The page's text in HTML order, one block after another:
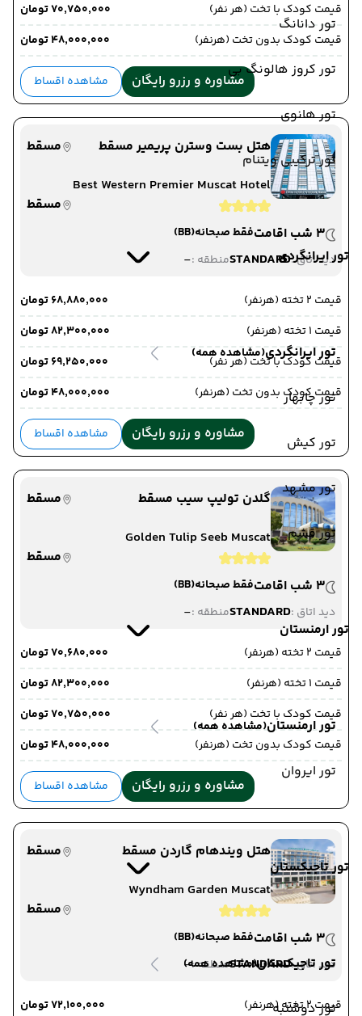
تور دانانگ
تور کروز هالونگ بی
تور هانوی
تور ترکیبی ویتنام
تور ایرانگردی
تور ایرانگردی(مشاهده همه)
تور چابهار
تور کیش
تور مشهد
تور قشم
تور ارمنستان
تور ارمنستان(مشاهده همه)
تور ایروان
تور تاجیکستان
تور تاجیکستان(مشاهده همه)
تور دوشنبه
قیمت کودک با تخت (هر نفر)
۷۰٬۷۵۰٬۰۰۰ تومان
قیمت کودک بدون تخت (هرنفر)
۴۸٬۰۰۰٬۰۰۰ تومان
مشاوره و رزرو رایگان مشاهده اقساط
هتل بست وسترن پریمیر مسقط
مسقط
Best Western Premier Muscat Hotel
مسقط
3 شب اقامت
فقط صبحانه(BB)
دید اتاق :STANDARDمنطقه :-
قیمت 2 تخته (هرنفر)
۶۸٬۸۸۰٬۰۰۰ تومان
قیمت 1 تخته (هرنفر)
۸۲٬۳۰۰٬۰۰۰ تومان
قیمت کودک با تخت (هر نفر)
۶۹٬۲۵۰٬۰۰۰ تومان
قیمت کودک بدون تخت (هرنفر)
۴۸٬۰۰۰٬۰۰۰ تومان
مشاوره و رزرو رایگان مشاهده اقساط
گلدن تولیپ سیب مسقط
مسقط
Golden Tulip Seeb Muscat
مسقط
3 شب اقامت
فقط صبحانه(BB)
دید اتاق :STANDARDمنطقه :-
قیمت 2 تخته (هرنفر)
۷۰٬۶۸۰٬۰۰۰ تومان
قیمت 1 تخته (هرنفر)
۸۲٬۳۰۰٬۰۰۰ تومان
قیمت کودک با تخت (هر نفر)
۷۰٬۷۵۰٬۰۰۰ تومان
قیمت کودک بدون تخت (هرنفر)
۴۸٬۰۰۰٬۰۰۰ تومان
مشاوره و رزرو رایگان مشاهده اقساط
هتل ویندهام گاردن مسقط
مسقط
Wyndham Garden Muscat
مسقط
3 شب اقامت
فقط صبحانه(BB)
دید اتاق :STANDARDمنطقه :-
قیمت 2 تخته (هرنفر)
۷۲٬۱۰۰٬۰۰۰ تومان